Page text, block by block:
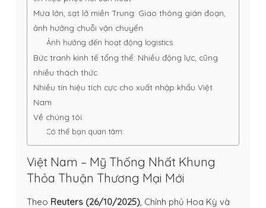
Mưa lớn, sạt lở miền Trung: Giao thông gián đoạn,
ảnh hưởng chuỗi vận chuyển
Ảnh hưởng đến hoạt động logistics
Bức tranh kinh tế tổng thể: Nhiều động lực, cũng
nhiều thách thức
Nhiều tín hiệu tích cực cho xuất nhập khẩu Việt
Nam
Về chúng tôi
Có thể bạn quan tâm:
Việt Nam – Mỹ Thống Nhất Khung
Thỏa Thuận Thương Mại Mới
Theo Reuters (26/10/2025), Chính phủ Hoa Kỳ và